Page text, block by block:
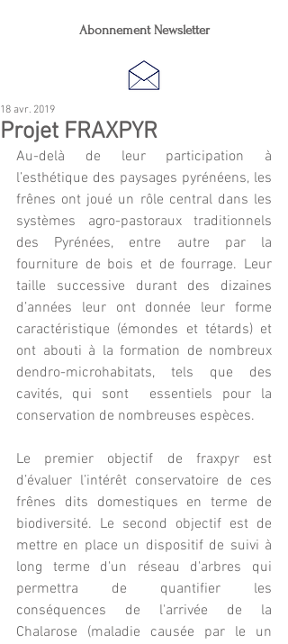
Abonnement Newsletter
Projet FRAXPYR
18 avr. 2019
Au-delà de leur participation à
l’esthétique des paysages pyrénéens, les
frênes ont joué un rôle central dans les
systèmes agro-pastoraux traditionnels
des Pyrénées, entre autre par la
fourniture de bois et de fourrage. Leur
taille successive durant des dizaines
d’années leur ont donnée leur forme
caractéristique (émondes et tétards) et
ont abouti à la formation de nombreux
dendro-microhabitats, tels que des
cavités, qui sont  essentiels pour la
conservation de nombreuses espèces.
Le premier objectif de fraxpyr est
d’évaluer l’intérêt conservatoire de ces
frênes dits domestiques en terme de
biodiversité. Le second objectif est de
mettre en place un dispositif de suivi à
long terme d'un réseau d'arbres qui
permettra de quantifier les
conséquences de l'arrivée de la
Chalarose (maladie causée par le un